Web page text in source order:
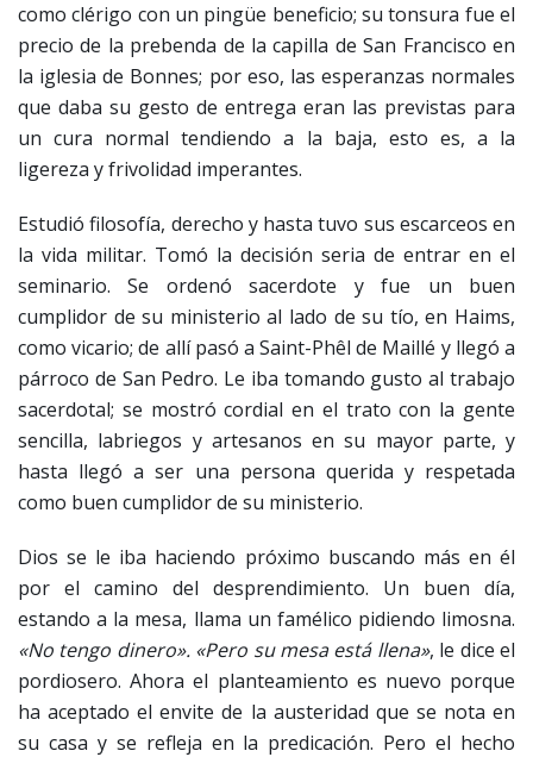
como clérigo con un pingüe beneficio; su tonsura fue el
precio de la prebenda de la capilla de San Francisco en
la iglesia de Bonnes; por eso, las esperanzas normales
que daba su gesto de entrega eran las previstas para
un cura normal tendiendo a la baja, esto es, a la
ligereza y frivolidad imperantes.
Estudió filosofía, derecho y hasta tuvo sus escarceos en
la vida militar. Tomó la decisión seria de entrar en el
seminario. Se ordenó sacerdote y fue un buen
cumplidor de su ministerio al lado de su tío, en Haims,
como vicario; de allí pasó a Saint-Phêl de Maillé y llegó a
párroco de San Pedro. Le iba tomando gusto al trabajo
sacerdotal; se mostró cordial en el trato con la gente
sencilla, labriegos y artesanos en su mayor parte, y
hasta llegó a ser una persona querida y respetada
como buen cumplidor de su ministerio.
Dios se le iba haciendo próximo buscando más en él
por el camino del desprendimiento. Un buen día,
estando a la mesa, llama un famélico pidiendo limosna.
«No tengo dinero». «Pero su mesa está llena», le dice el
pordiosero. Ahora el planteamiento es nuevo porque
ha aceptado el envite de la austeridad que se nota en
su casa y se refleja en la predicación. Pero el hecho